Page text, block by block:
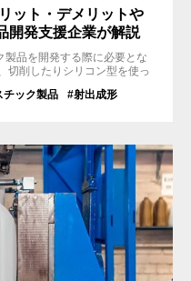
ット・デメリットや
開発支援企業が解説
製品を開発する際に必要とな
切削したりシリコン型を使っ
の用途や性能によって、プ
チック製品
#射出成形